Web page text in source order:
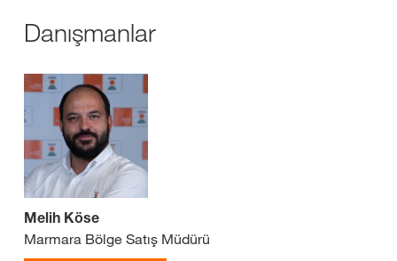
Danışmanlar
Melih Köse
Marmara Bölge Satış Müdürü